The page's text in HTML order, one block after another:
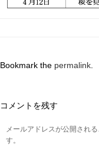
Bookmark the permalink
コメントを残す
メールアドレスが公開され
す。